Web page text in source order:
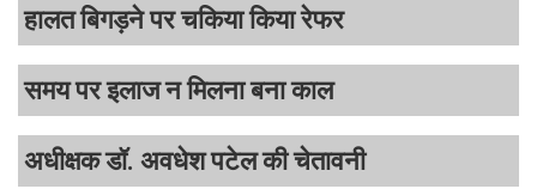
हालत बिगड़ने पर चकिया किया रेफर
समय पर इलाज न मिलना बना काल
अधीक्षक डॉ. अवधेश पटेल की चेतावनी